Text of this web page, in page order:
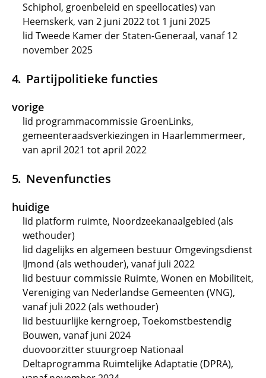
Schiphol, groenbeleid en speellocaties) van
Heemskerk, van 2 juni 2022 tot 1 juni 2025
lid Tweede Kamer der Staten-Generaal, vanaf 12
november 2025
Partijpolitieke functies
vorige
lid programmacommissie GroenLinks,
gemeenteraadsverkiezingen in Haarlemmermeer,
van april 2021 tot april 2022
Nevenfuncties
huidige
lid platform ruimte, Noordzeekanaalgebied (als
wethouder)
lid dagelijks en algemeen bestuur Omgevingsdienst
IJmond (als wethouder), vanaf juli 2022
lid bestuur commissie Ruimte, Wonen en Mobiliteit,
Vereniging van Nederlandse Gemeenten (VNG),
vanaf juli 2022 (als wethouder)
lid bestuurlijke kerngroep, Toekomstbestendig
Bouwen, vanaf juni 2024
duovoorzitter stuurgroep Nationaal
Deltaprogramma Ruimtelijke Adaptatie (DPRA),